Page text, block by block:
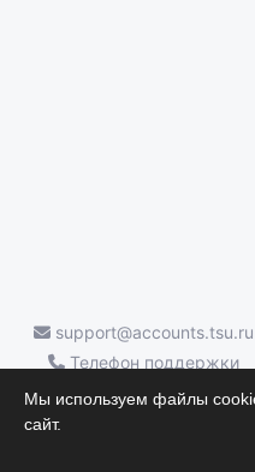
support@accounts.tsu.ru
Телефон поддержки
Научные достижения
Мы используем файлы
сайт.